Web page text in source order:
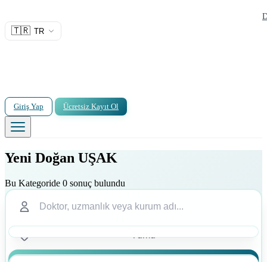
🇹🇷 TR
Giriş Yap Ücretsiz Kayıt Ol
Yeni Doğan UŞAK
Bu Kategoride 0 sonuç bulundu